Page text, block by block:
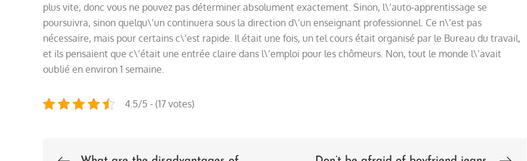
plus vite, donc vous ne pouvez pas déterminer absolument exactement. Sinon, l\’auto-apprentissage se
poursuivra, sinon quelqu\’un continuera sous la direction d\’un enseignant professionnel. Ce n\’est pas
nécessaire, mais pour certains c\’est rapide. Il était une fois, un tel cours était organisé par le Bureau du travail,
et ils pensaient que c\’était une entrée claire dans l\’emploi pour les chômeurs. Non, tout le monde l\’avait
oublié en environ 1 semaine.
4.5/5 - (17 votes)